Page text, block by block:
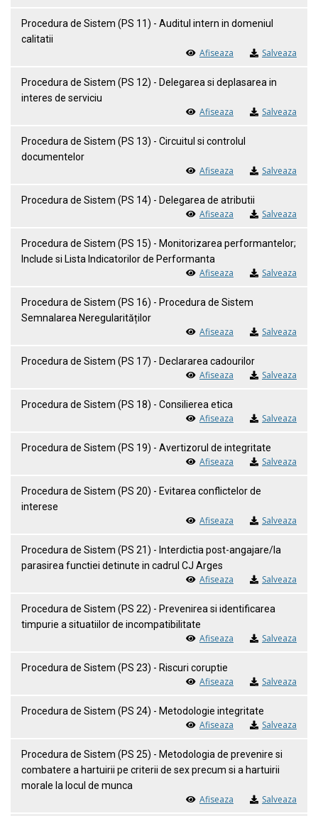
Procedura de Sistem (PS 11) - Auditul intern in domeniul
calitatii
Afiseaza Salveaza
Procedura de Sistem (PS 12) - Delegarea si deplasarea in
interes de serviciu
Afiseaza Salveaza
Procedura de Sistem (PS 13) - Circuitul si controlul
documentelor
Afiseaza Salveaza
Procedura de Sistem (PS 14) - Delegarea de atributii
Afiseaza Salveaza
Procedura de Sistem (PS 15) - Monitorizarea performantelor;
Include si Lista Indicatorilor de Performanta
Afiseaza Salveaza
Procedura de Sistem (PS 16) - Procedura de Sistem
Semnalarea Neregularităților
Afiseaza Salveaza
Procedura de Sistem (PS 17) - Declararea cadourilor
Afiseaza Salveaza
Procedura de Sistem (PS 18) - Consilierea etica
Afiseaza Salveaza
Procedura de Sistem (PS 19) - Avertizorul de integritate
Afiseaza Salveaza
Procedura de Sistem (PS 20) - Evitarea conflictelor de
interese
Afiseaza Salveaza
Procedura de Sistem (PS 21) - Interdictia post-angajare/la
parasirea functiei detinute in cadrul CJ Arges
Afiseaza Salveaza
Procedura de Sistem (PS 22) - Prevenirea si identificarea
timpurie a situatiilor de incompatibilitate
Afiseaza Salveaza
Procedura de Sistem (PS 23) - Riscuri coruptie
Afiseaza Salveaza
Procedura de Sistem (PS 24) - Metodologie integritate
Afiseaza Salveaza
Procedura de Sistem (PS 25) - Metodologia de prevenire si
combatere a hartuirii pe criterii de sex precum si a hartuirii
morale la locul de munca
Afiseaza Salveaza